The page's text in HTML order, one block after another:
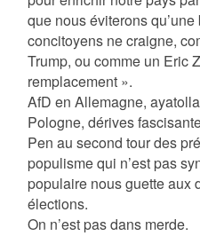
que nous éviterons
concitoyens ne craigne,
Trump, ou comme un Eric
remplacement ».
AfD en Allemagne,
Pologne, dérives
Pen au second tour des
populisme qui n’est pas
populaire nous guette aux
élections.
On n’est pas dans merde.